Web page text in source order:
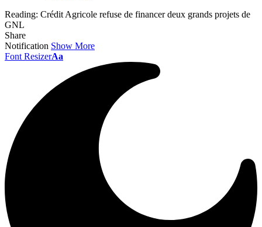
Reading: Crédit Agricole refuse de financer deux grands projets de
GNL
Share
Notification Show More
Font ResizerAa